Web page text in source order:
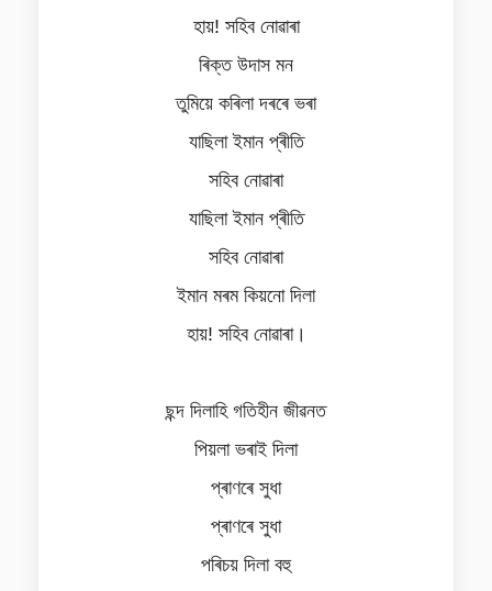
হায়! সহিব নোৱাৰা
ৰিক্ত উদাস মন
তুমিয়ে কৰিলা দৰ‍ৰে ভৰা
যাছিলা ইমান প্ৰীতি
সহিব নোৱাৰা
যাছিলা ইমান প্ৰীতি
সহিব নোৱাৰা
ইমান মৰম কিয়নো দিলা
হায়! সহিব নোৱাৰা।
ছন্দ দিলাহি গতিহীন জীৱনত
পিয়লা ভৰাই দিলা
প্ৰাণৰে সুধা
প্ৰাণৰে সুধা
পৰিচয় দিলা বহু